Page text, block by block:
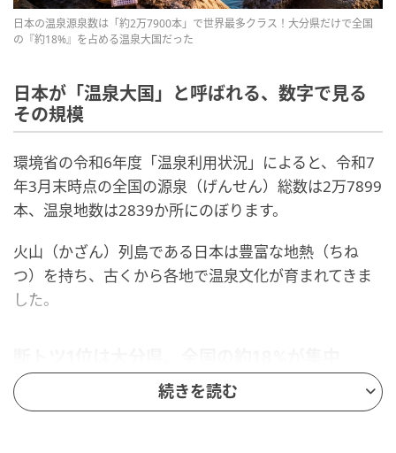
日本の温泉源泉数は「約2万7900本」で世界最多クラス！大分県だけで全国
の『約18%』を占める温泉大国だった
日本が「温泉大国」と呼ばれる、数字で見る
その規模
環境省の令和6年度「温泉利用状況」によると、令和7
年3月末時点の全国の源泉（げんせん）総数は2万7899
本、温泉地数は2839か所にのぼります。
火山（かざん）列島である日本は豊富な地熱（ちね
つ）を持ち、古くから各地で温泉文化が育まれてきま
した。
都道府県別に見ると、源泉数で際立つのが大分県で
続きを読む